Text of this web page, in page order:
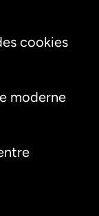
cookies
moderne